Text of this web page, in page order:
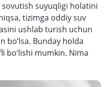
suyuqligi holatini
tizimga oddiy suv
ushlab turish uchun
bo‘lsa. Bunday holda
bo‘lishi mumkin. Nima